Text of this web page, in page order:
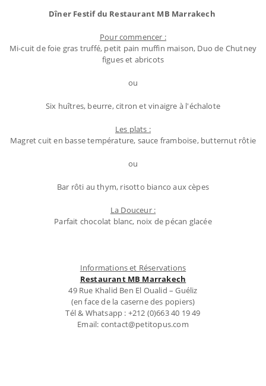
Dîner Festif du Restaurant MB Marrakech
Pour commencer :
Mi-cuit de foie gras truffé, petit pain muffin maison, Duo de Chutney
figues et abricots
ou
Six huîtres, beurre, citron et vinaigre à l'échalote
Les plats :
Magret cuit en basse température, sauce framboise, butternut rôtie
ou
Bar rôti au thym, risotto bianco aux cèpes
La Douceur :
Parfait chocolat blanc, noix de pécan glacée
Informations et Réservations
Restaurant MB Marrakech
49 Rue Khalid Ben El Oualid – Guéliz
(en face de la caserne des popiers)
Tél & Whatsapp : +212 (0)663 40 19 49
Email: contact@petitopus.com